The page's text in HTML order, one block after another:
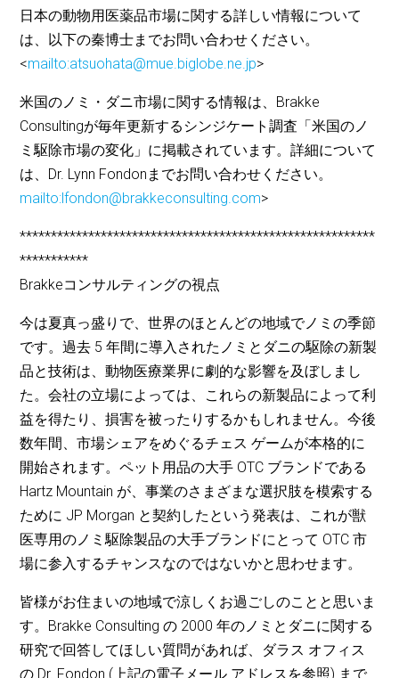
日本の動物用医薬品市場に関する詳しい情報について
は、以下の秦博士までお問い合わせください。
<mailto:atsuohata@mue.biglobe.ne.jp>
米国のノミ・ダニ市場に関する情報は、Brakke
Consultingが毎年更新するシンジケート調査「米国のノ
ミ駆除市場の変化」に掲載されています。詳細について
は、Dr. Lynn Fondonまでお問い合わせください。
mailto:lfondon@brakkeconsulting.com>
*********************************************************
***********
Brakkeコンサルティングの視点
今は夏真っ盛りで、世界のほとんどの地域でノミの季節
です。過去 5 年間に導入されたノミとダニの駆除の新製
品と技術は、動物医療業界に劇的な影響を及ぼしまし
た。会社の立場によっては、これらの新製品によって利
益を得たり、損害を被ったりするかもしれません。今後
数年間、市場シェアをめぐるチェス ゲームが本格的に
開始されます。ペット用品の大手 OTC ブランドである
Hartz Mountain が、事業のさまざまな選択肢を模索する
ために JP Morgan と契約したという発表は、これが獣
医専用のノミ駆除製品の大手ブランドにとって OTC 市
場に参入するチャンスなのではないかと思わせます。
皆様がお住まいの地域で涼しくお過ごしのことと思いま
す。Brakke Consulting の 2000 年のノミとダニに関する
研究で回答してほしい質問があれば、ダラス オフィス
の Dr. Fondon (上記の電子メール アドレスを参照) まで